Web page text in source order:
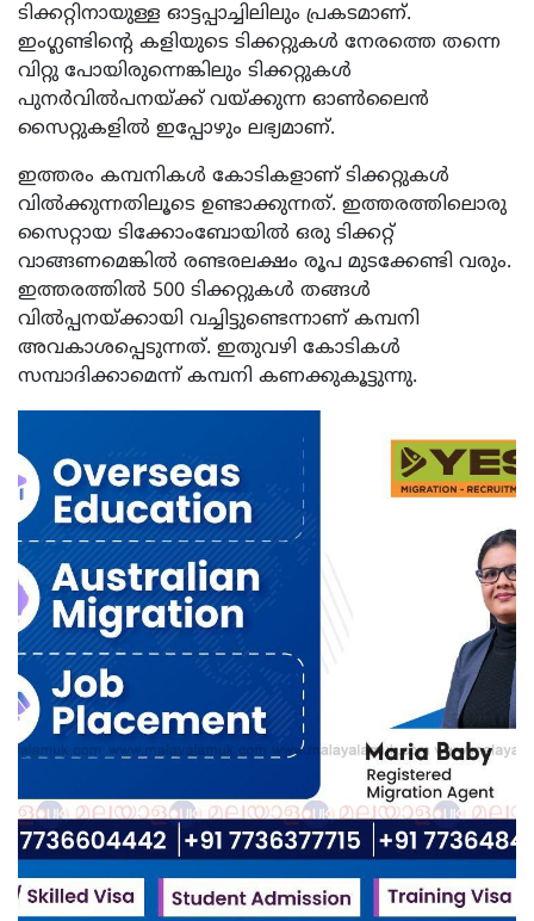
ടിക്കറ്റിനായുള്ള ഓട്ടപ്പാച്ചിലിലും പ്രകടമാണ്.
ഇംഗ്ലണ്ടിന്റെ കളിയുടെ ടിക്കറ്റുകള്‍ നേരത്തെ തന്നെ
വിറ്റു പോയിരുന്നെങ്കിലും ടിക്കറ്റുകള്‍
പുനര്‍വില്‍പനയ്ക്ക് വയ്ക്കുന്ന ഓണ്‍ലൈന്‍
സൈറ്റുകളില്‍ ഇപ്പോഴും ലഭ്യമാണ്.
ഇത്തരം കമ്പനികള്‍ കോടികളാണ് ടിക്കറ്റുകള്‍
വില്‍ക്കുന്നതിലൂടെ ഉണ്ടാക്കുന്നത്. ഇത്തരത്തിലൊരു
സൈറ്റായ ടിക്കോംബോയില്‍ ഒരു ടിക്കറ്റ്
വാങ്ങണമെങ്കില്‍ രണ്ടരലക്ഷം രൂപ മുടക്കേണ്ടി വരും.
ഇത്തരത്തില്‍ 500 ടിക്കറ്റുകള്‍ തങ്ങള്‍
വില്‍പ്പനയ്ക്കായി വച്ചിട്ടുണ്ടെന്നാണ് കമ്പനി
അവകാശപ്പെടുന്നത്. ഇതുവഴി കോടികള്‍
സമ്പാദിക്കാമെന്ന് കമ്പനി കണക്കുകൂട്ടുന്നു.